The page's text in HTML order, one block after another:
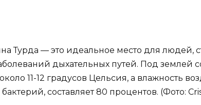
Турда — это идеальное место для людей,
дыхательных путей. Под землей
11-12 градусов Цельсия, а влажность
составляет 80 процентов. (Фото: